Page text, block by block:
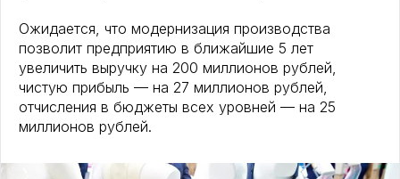
Ожидается, что модернизация производства
позволит предприятию в ближайшие 5 лет
увеличить выручку на 200 миллионов рублей,
чистую прибыль — на 27 миллионов рублей,
отчисления в бюджеты всех уровней — на 25
миллионов рублей.